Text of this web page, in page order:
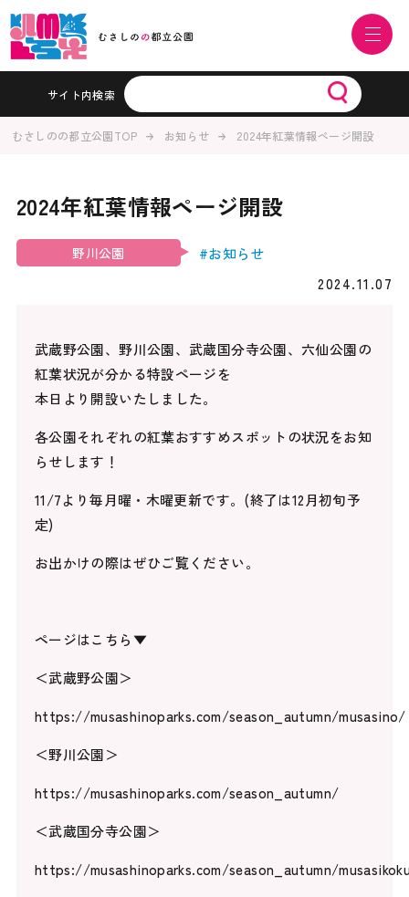
サイト内検索
むさしのの都立公園TOP お知らせ 2024年紅葉情報ページ開設
2024年紅葉情報ページ開設
野川公園
#お知らせ
2024.11.07
武蔵野公園、野川公園、武蔵国分寺公園、六仙公園の
紅葉状況が分かる特設ページを
本日より開設いたしました。
各公園それぞれの紅葉おすすめスポットの状況をお知
らせします！
11/7より毎月曜・木曜更新です。(終了は12月初旬予
定)
お出かけの際はぜひご覧ください。
ページはこちら▼
＜武蔵野公園＞
https://musashinoparks.com/season_autumn/musasino/
＜野川公園＞
https://musashinoparks.com/season_autumn/
＜武蔵国分寺公園＞
https://musashinoparks.com/season_autumn/